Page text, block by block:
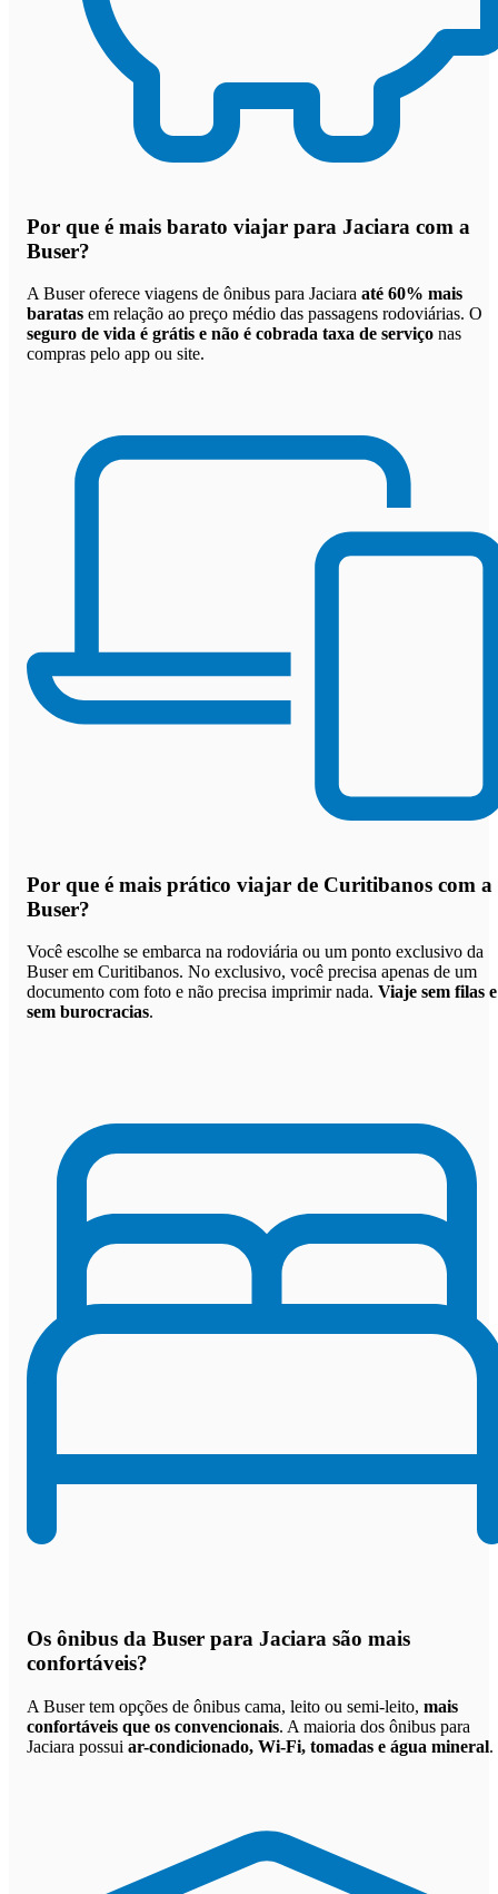
Por que é mais barato viajar para Jaciara com a
Buser?
A Buser oferece viagens de ônibus para Jaciara até 60% mais
baratas em relação ao preço médio das passagens rodoviárias. O
seguro de vida é grátis e não é cobrada taxa de serviço nas
compras pelo app ou site.
Por que é mais prático viajar de Curitibanos com a
Buser?
Você escolhe se embarca na rodoviária ou um ponto exclusivo da
Buser em Curitibanos. No exclusivo, você precisa apenas de um
documento com foto e não precisa imprimir nada. Viaje sem filas e
sem burocracias.
Os ônibus da Buser para Jaciara são mais
confortáveis?
A Buser tem opções de ônibus cama, leito ou semi-leito, mais
confortáveis que os convencionais. A maioria dos ônibus para
Jaciara possui ar-condicionado, Wi-Fi, tomadas e água mineral.